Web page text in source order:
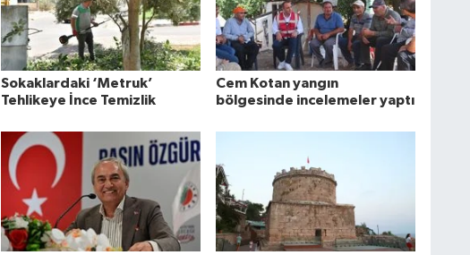
Sokaklardaki ‘Metruk’
Tehlikeye İnce Temizlik
Cem Kotan yangın
bölgesinde incelemeler yaptı